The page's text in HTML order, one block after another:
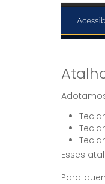
Esses
Para